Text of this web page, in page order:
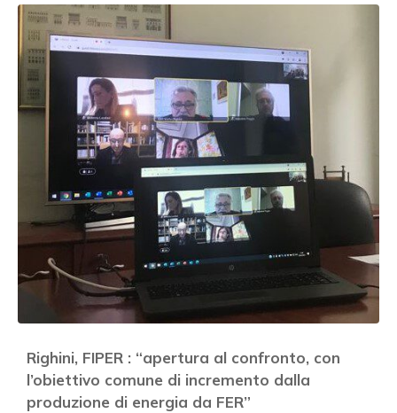
Righini, FIPER : “apertura al confronto, con
l’obiettivo comune di incremento dalla
produzione di energia da FER”